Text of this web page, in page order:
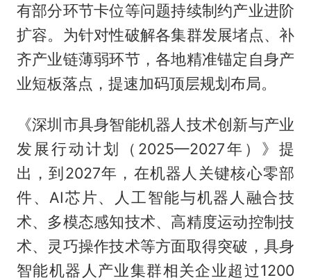
有部分环节卡位等问题持续制约产业进阶
扩容。为针对性破解各集群发展堵点、补
齐产业链薄弱环节，各地精准锚定自身产
业短板落点，提速加码顶层规划布局。
《深圳市具身智能机器人技术创新与产业
发展行动计划（2025—2027年）》提
出，到2027年，在机器人关键核心零部
件、AI芯片、人工智能与机器人融合技
术、多模态感知技术、高精度运动控制技
术、灵巧操作技术等方面取得突破，具身
智能机器人产业集群相关企业超过1200